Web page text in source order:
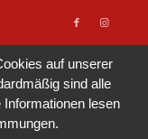
auf unserer
sind alle
lesen
.